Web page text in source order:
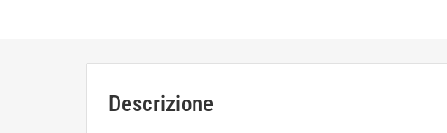
Descrizione